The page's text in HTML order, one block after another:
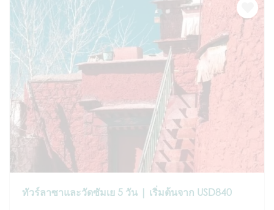
ทัวร์ลาซาและวัดซัมเย 5 วัน | เริ่มต้นจาก USD840